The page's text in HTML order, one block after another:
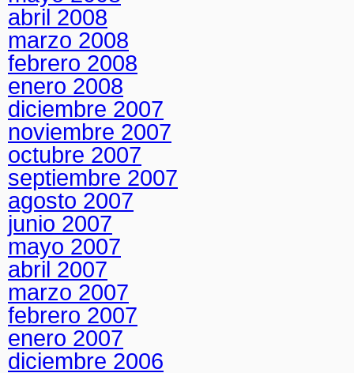
abril 2008
marzo 2008
febrero 2008
enero 2008
diciembre 2007
noviembre 2007
octubre 2007
septiembre 2007
agosto 2007
junio 2007
mayo 2007
abril 2007
marzo 2007
febrero 2007
enero 2007
diciembre 2006